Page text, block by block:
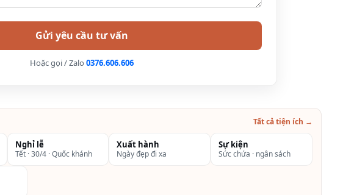
mountain Sapa
thực Âu- Á với sự chế biến vô cùng tinh xảo từ các đầu bếp chuyên
Hoặc gọi / Zalo 0376.606.606
Tất cả tiện ích →
Nghỉ lễ
Tết · 30/4 · Quốc khánh
Xuất hành
Ngày đẹp đi xa
Sự kiện
Sức chứa · ngân sách